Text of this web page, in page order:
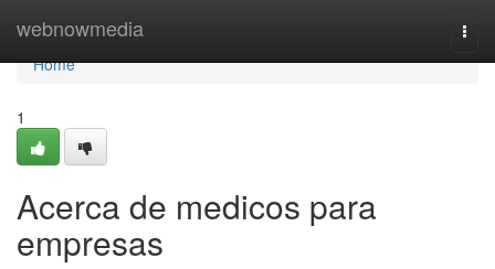
webnowmedia
Home
Home
1
Acerca de medicos para
empresas